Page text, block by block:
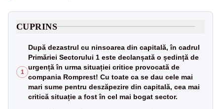
CUPRINS
1
După dezastrul cu ninsoarea din capitală, în cadrul
Primăriei Sectorului 1 este declanșată o ședință de
urgență în urma situației critice provocată de
compania Romprest! Cu toate ca se dau cele mai
mari sume pentru deszăpezire din capitală, cea mai
critică situație a fost în cel mai bogat sector.